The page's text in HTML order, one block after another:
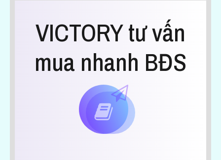
VICTORY tư vấn
mua nhanh BĐS